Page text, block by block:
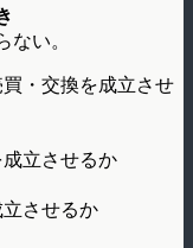
い。
・交換を成立させ
立させるか
させるか